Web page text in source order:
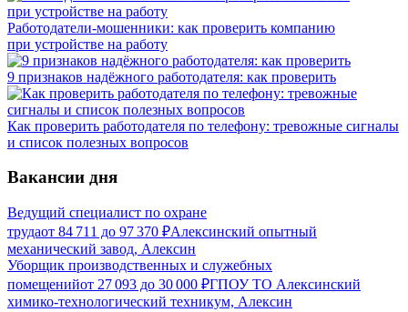
Работодатели-мошенники: как проверить компанию
при устройстве на работу
9 признаков надёжного работодателя: как проверить
Как проверить работодателя по телефону: тревожные сигналы
и список полезных вопросов
Вакансии дня
Ведущий специалист по охране
трудаот 84 711 до 97 370 ₽Алексинский опытный
механический завод, Алексин
Уборщик производственных и служебных
помещенийот 27 093 до 30 000 ₽ГПОУ ТО Алексинский
химико-технологический техникум, Алексин